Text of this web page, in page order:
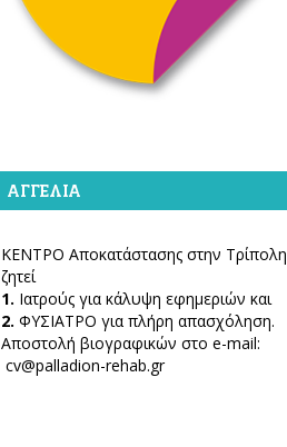
ΑΓΓΕΛΊΑ
ΚΕΝΤΡΟ Αποκατάστασης στην Τρίπολη
ζητεί
1. Ιατρούς για κάλυψη εφημεριών και
2. ΦΥΣΙΑΤΡΟ για πλήρη απασχόληση.
Αποστολή βιογραφικών στο e-mail:
cv@palladion-rehab.gr